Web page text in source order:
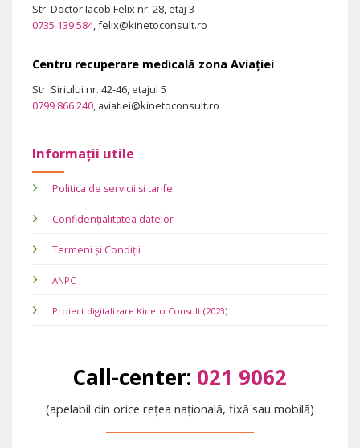
Str. Doctor Iacob Felix nr. 28, etaj 3
0735 139 584, felix@kinetoconsult.ro
Centru recuperare medicală zona Aviației
Str. Siriului nr. 42-46, etajul 5
0799 866 240 , aviatiei@kinetoconsult.ro
Informații utile
Politica de servicii si tarife
Confidențialitatea datelor
Termeni și Condiții
ANPC
Proiect digitalizare Kineto Consult (2023)
Call-center: 021 9062
(apelabil din orice rețea națională, fixă sau mobilă)